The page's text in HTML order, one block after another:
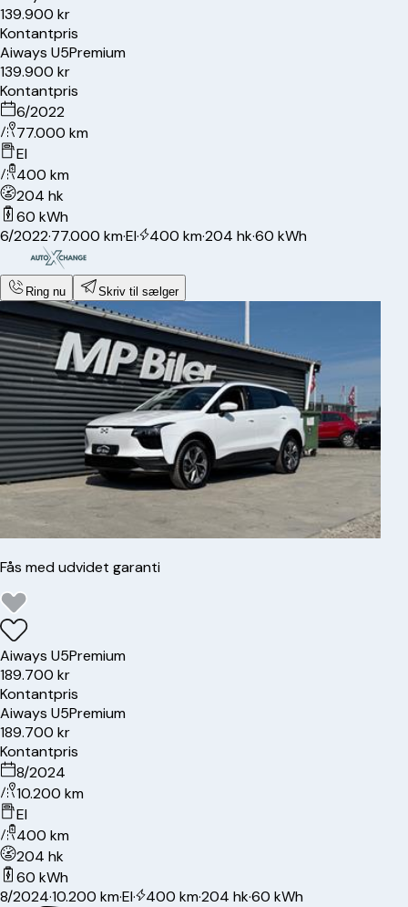
139.900 kr
Kontantpris
Aiways U5Premium
139.900 kr
Kontantpris
6/2022
77.000 km
El
400 km
204 hk
60 kWh
6/2022·77.000 km·El· 400 km·204 hk·60 kWh
Ring nu Skriv til sælger
Fås med udvidet garanti
Aiways U5Premium
189.700 kr
Kontantpris
Aiways U5Premium
189.700 kr
Kontantpris
8/2024
10.200 km
El
400 km
204 hk
60 kWh
8/2024·10.200 km·El· 400 km·204 hk·60 kWh